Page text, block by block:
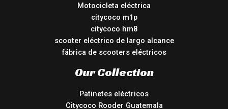
Motocicleta eléctrica
citycoco m1p
citycoco hm8
scooter eléctrico de largo alcance
fábrica de scooters eléctricos
Our Collection
Patinetes eléctricos
Citycoco Rooder Guatemala